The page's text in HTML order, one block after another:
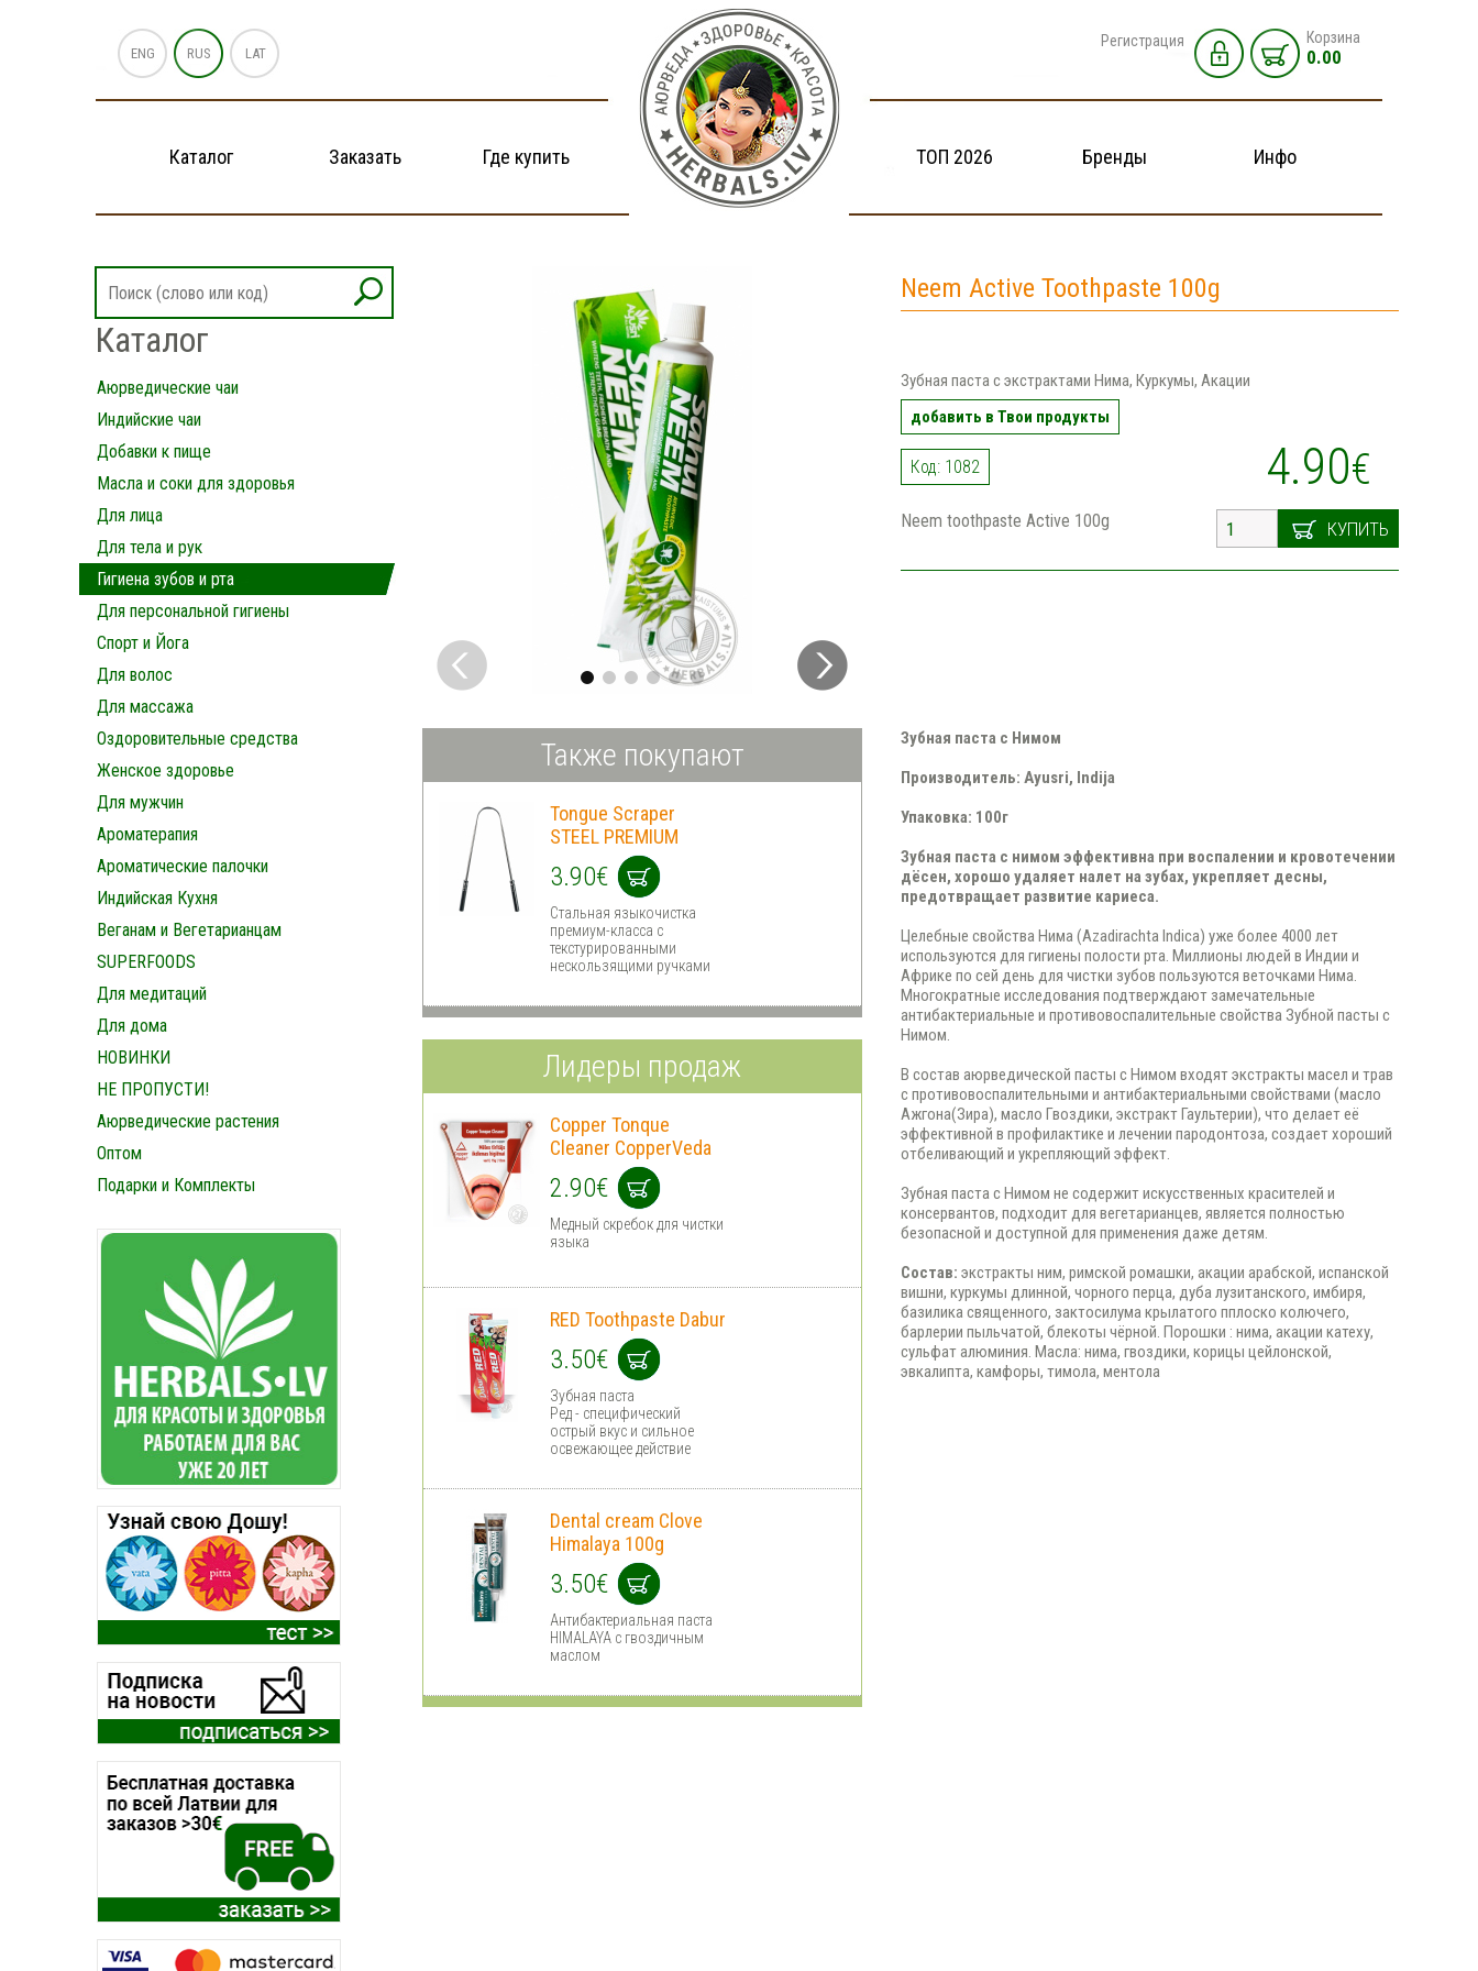
ENG RUS LAT
Регистрация Корзина
0.00
Каталог Заказать Где купить ТОП 2026 Бренды Инфо
Каталог
Аюрведические чаи
Индийские чаи
Добавки к пище
Масла и соки для здоровья
Для лица
Для тела и рук
Гигиена зубов и рта
Для персональной гигиены
Спорт и Йога
Для волос
Для массажа
Оздоровительные средства
Женское здоровье
Для мужчин
Ароматерапия
Ароматические палочки
Индийская Кухня
Веганам и Вегетарианцам
SUPERFOODS
Для медитаций
Для дома
НОВИНКИ
НЕ ПРОПУСТИ!
Аюрведические растения
Оптом
Подарки и Комплекты
Neem Active Toothpaste 100g
Зубная паста с экстрактами Нима, Куркумы, Акации
добавить в Твои продукты
Код: 1082 4.90€
КУПИТЬ
Neem toothpaste Active 100g
Зубная паста с Нимом
Производитель: Ayusri, Indija
Упаковка: 100г​
Зубная паста с нимом эффективна при воспалении и кровотечении
дёсен, хорошо удаляет налет на зубах, укрепляет десны,
предотвращает развитие кариеса.
Целебные свойства Нима (Azadirachta Indica) уже более 4000 лет
используются для гигиены полости рта. Миллионы людей в Индии и
Африке по сей день для чистки зубов пользуются веточками Нима.
Многократные исследования подтверждают замечательные
антибактериальные и противовоспалительные свойства Зубной пасты с
Нимом.
В состав аюрведической пасты с Нимом входят экстракты масел и трав
с противовоспалительными и антибактериальными свойствами (масло
Ажгона(Зира), масло Гвоздики, экстракт Гаультерии), что делает её
эффективной в профилактике и лечении пародонтоза, создает хороший
отбеливающий и укрепляющий эффект.
Зубная паста с Нимом не содержит искусственных красителей и
консервантов, подходит для вегетарианцев, является полностью
безопасной и доступной для применения даже детям.
Состав: экстракты ним, римской ромашки, акации арабской, испанской
вишни, куркумы длинной, чорного перца, дуба лузитанского, имбиря,
базилика священного, зактосилума крылатого пплоско колючего,
барлерии пыльчатой, блекоты чёрной. Порошки : нима, акации катеху,
сульфат алюминия. Масла: нима, гвоздики, корицы цейлонской,
эвкалипта, камфоры, тимола, ментола
Также покупают
Tongue Scraper
STEEL PREMIUM
3.90€
Стальная языкочистка
премиум-класса с
текстурированными
нескользящими ручками
Лидеры продаж
Copper Tonque
Cleaner CopperVeda
2.90€
Медный скребок для чистки
языка
RED Toothpaste Dabur
3.50€
Зубная паста
Ред - специфический
острый вкус и сильное
освежающее действие
Dental cream Clove
Himalaya 100g
3.50€
Антибактериальная паста
HIMALAYA с гвоздичным
маслом